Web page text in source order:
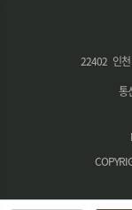
22402 인천
통